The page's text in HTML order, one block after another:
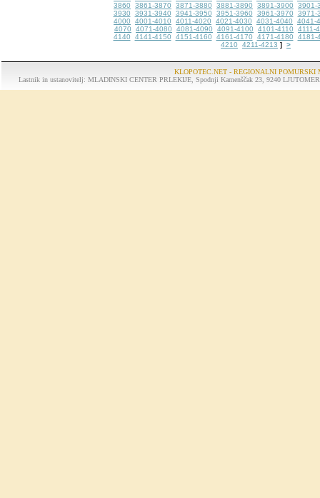
3860
3861-3870 3871-3880 3881-3890 3891-3900
3901-
3930
3931-3940 3941-3950 3951-3960 3961-3970
3971-
4000
4001-4010 4011-4020 4021-4030 4031-4040
4041-
4070
4071-4080 4081-4090 4091-4100 4101-4110
4111-
4140
4141-4150 4151-4160 4161-4170 4171-4180
4181-
4210
4211-4213 ] >
KLOPOTEC.NET - REGIONALNI POMURSKI
Lastnik in ustanovitelj: MLADINSKI CENTER PRLEKIJE, Spodnji Kamenščak 23, 9240